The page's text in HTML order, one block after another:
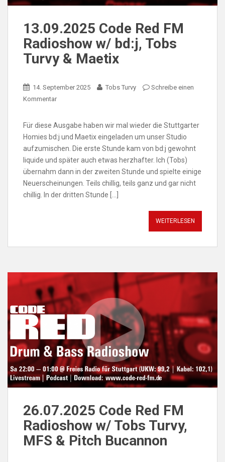
13.09.2025 Code Red FM
Radioshow w/ bd:j, Tobs
Turvy & Maetix
14. September 2025 Tobs Turvy
Schreibe einen
Kommentar
Für diese Ausgabe haben wir mal wieder die Stuttgarter
Homies bd:j und Maetix eingeladen um unser Studio
aufzumischen. Die erste Stunde kam von bd:j gewohnt
liquide und später auch etwas herzhafter. Ich (Tobs)
übernahm dann in der zweiten Stunde und spielte einige
Neuerscheinungen. Teils chillig, teils ganz und gar nicht
chillig. In der dritten Stunde […]
WEITERLESEN
26.07.2025 Code Red FM
Radioshow w/ Tobs Turvy,
MFS & Pitch Bucannon